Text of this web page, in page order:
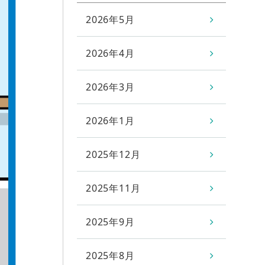
2026年5月
2026年4月
2026年3月
2026年1月
2025年12月
2025年11月
2025年9月
2025年8月